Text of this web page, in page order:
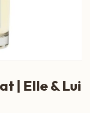
| Elle & Lui